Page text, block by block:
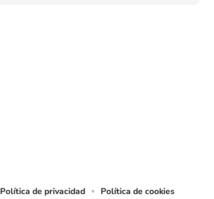
Política de privacidad
Política de cookies